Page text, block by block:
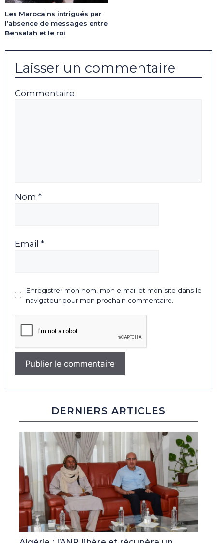
Les Marocains intrigués par
l’absence de messages entre
Bensalah et le roi
Laisser un commentaire
Commentaire
Nom *
Email *
Enregistrer mon nom, mon e-mail et mon site dans le
navigateur pour mon prochain commentaire.
DERNIERS ARTICLES